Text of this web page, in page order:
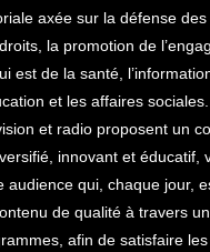
axée sur la défense
la promotion de
est de la santé,
et les affaires
et radio proposent un
innovant et éducatif,
audience qui, chaque jour,
de qualité à travers
afin de satisfaire les